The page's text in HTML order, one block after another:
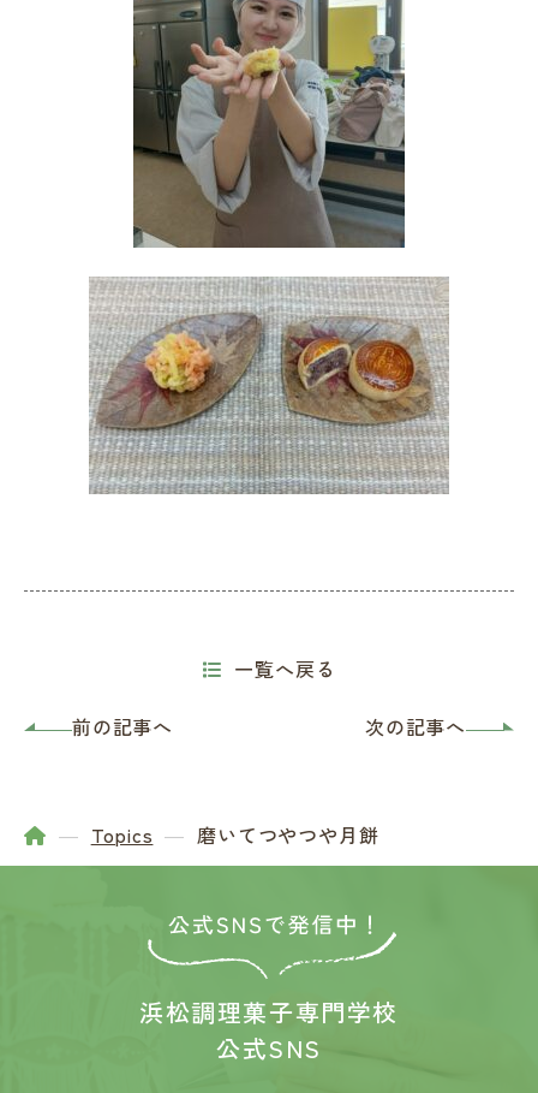
前の記事へ
一覧へ戻る
次の記事へ
Topics 磨いてつやつや月餅
浜松調理菓子専門学校
公式SNS